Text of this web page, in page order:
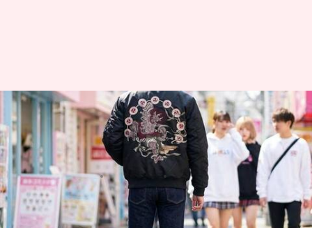
タイムレスなボンバージャケッ
トが日本のファッションを形作
る
著者 Keito Komeda Jun 23, 2026 07:28 pm
どんな話なの